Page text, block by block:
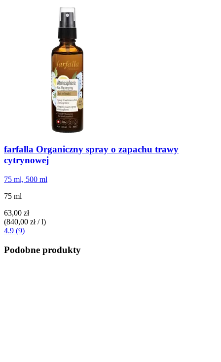
farfalla Organiczny spray o zapachu trawy
cytrynowej
75 ml, 500 ml
75 ml
63,00 zł
(840,00 zł / l)
4.9 (9)
Podobne produkty